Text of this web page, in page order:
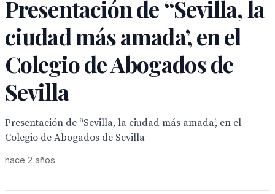
Presentación de “Sevilla, la
ciudad más amada’, en el
Colegio de Abogados de
Sevilla
Presentación de “Sevilla, la ciudad más amada’, en el
Colegio de Abogados de Sevilla
hace 2 años